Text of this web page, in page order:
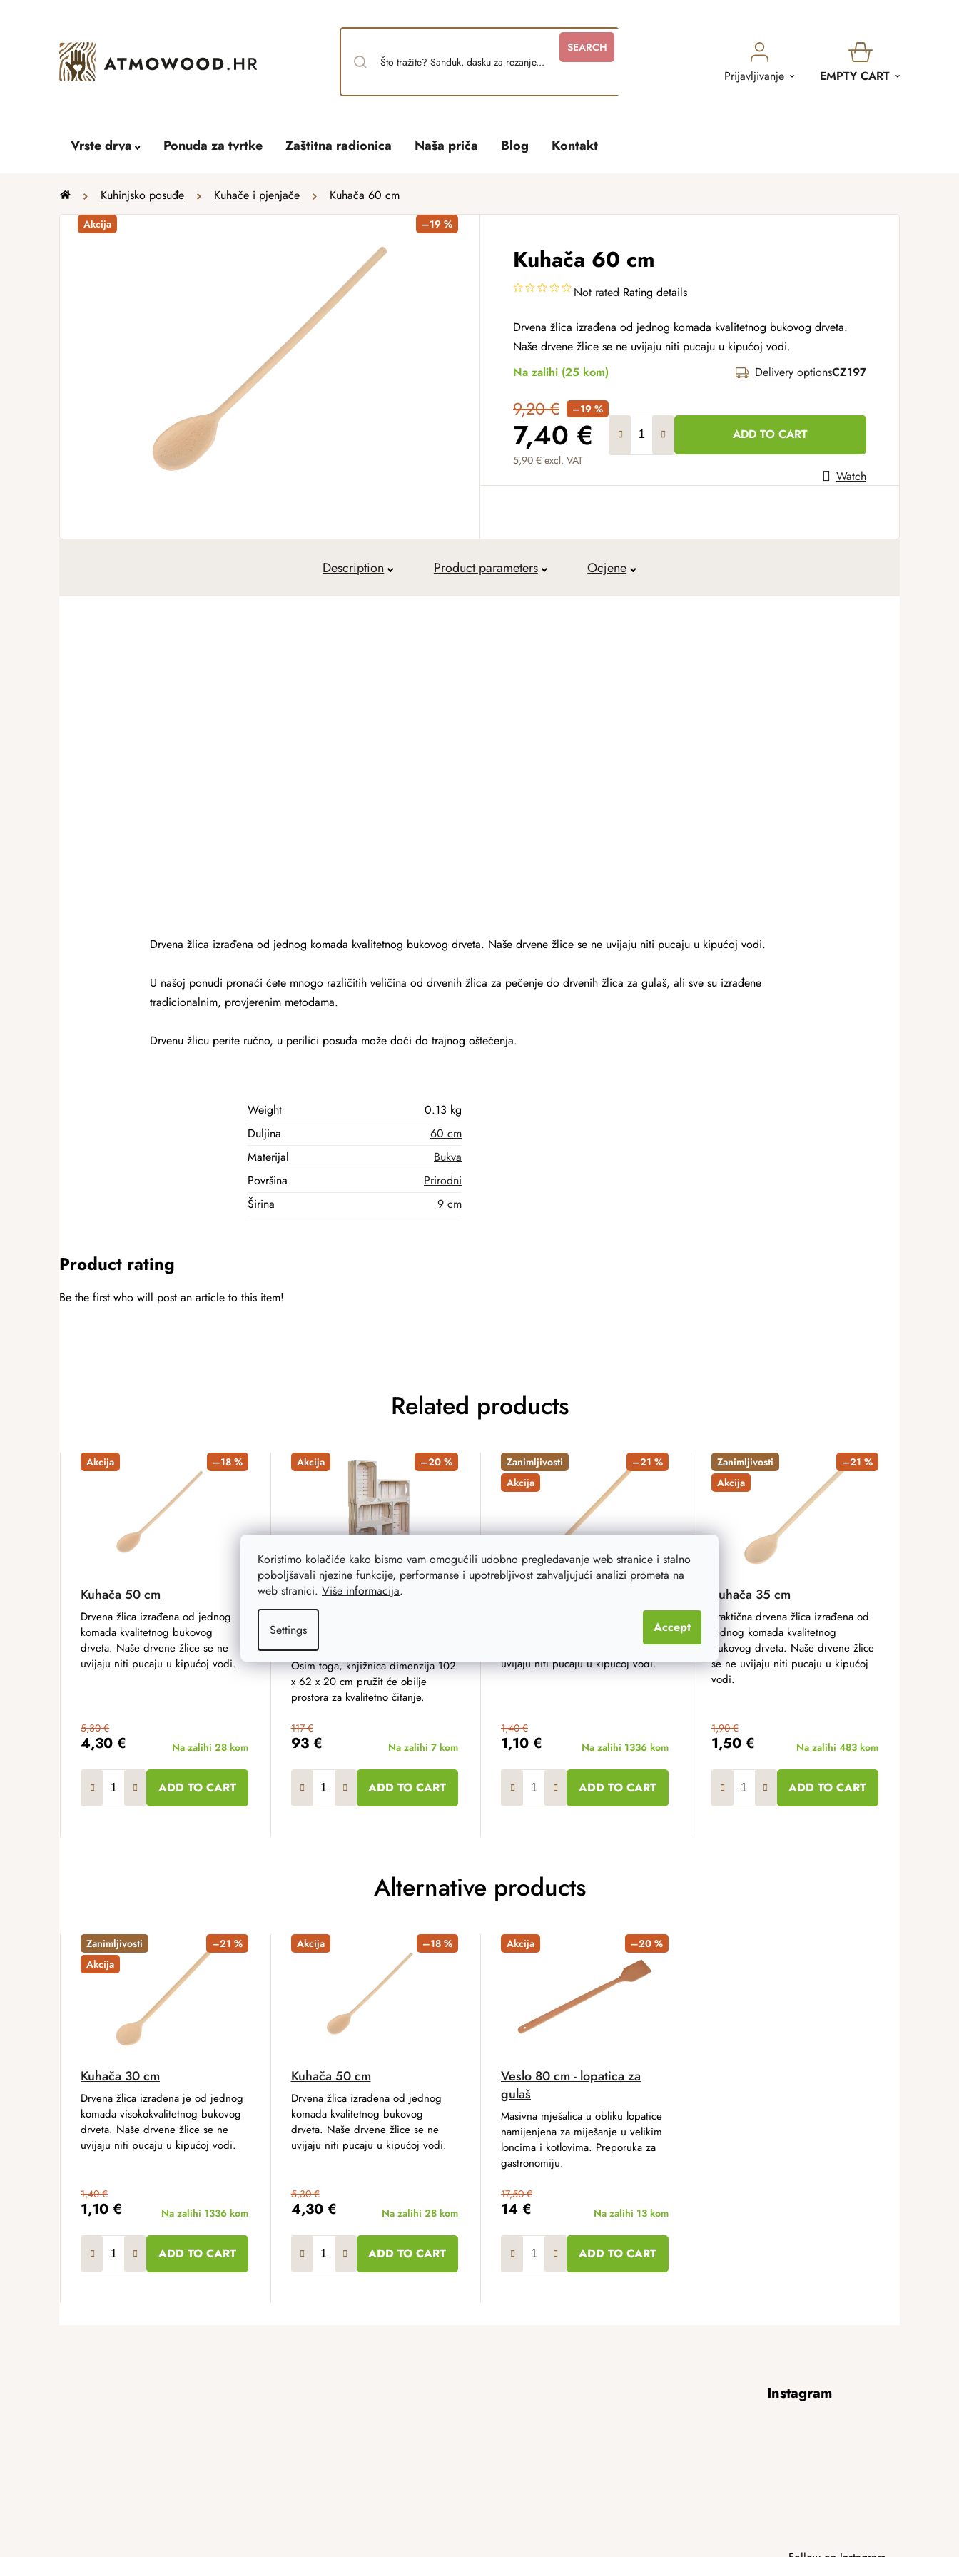
Koristimo kolačiće kako bismo vam omogućili udobno pregledavanje web stranice i stalno
poboljšavali njezine funkcije, performanse i upotrebljivost zahvaljujući analizi prometa na
web stranici. Više informacija.
Settings Accept
SEARCH
Prijavljivanje
SHOPPING
EMPTY CART
Vrste drva Ponuda za tvrtke Zaštitna radionica Naša priča Blog Kontakt
Home Kuhinjsko posuđe Kuhače i pjenjače Kuhača 60 cm
Kuhača 60 cm
Not rated Rating details
Drvena žlica izrađena od jednog komada kvalitetnog bukovog drveta.
Naše drvene žlice se ne uvijaju niti pucaju u kipućoj vodi.
Na zalihi (25 kom) Delivery optionsCZ197
9,20 € –19 %
7,40 €
5,90 € excl. VAT
Measure price:
ADD TO CART
Watch
Akcija –19 %
Description Product parameters Ocjene
Drvena žlica izrađena od jednog komada kvalitetnog bukovog drveta. Naše drvene žlice se ne uvijaju niti pucaju u kipućoj vodi.
U našoj ponudi pronaći ćete mnogo različitih veličina od drvenih žlica za pečenje do drvenih žlica za gulaš, ali sve su izrađene
tradicionalnim, provjerenim metodama.
Drvenu žlicu perite ručno, u perilici posuđa može doći do trajnog oštećenja.
Weight
0.13 kg
Duljina
60 cm
Materijal
Bukva
Površina
Prirodni
Širina
9 cm
Product rating
Be the first who will post an article to this item!
Related products
Akcija –18 %
Kuhača 50 cm
4,30 €
5,30 €
Na zalihi 28 kom
ADD TO CART
Drvena žlica izrađena od jednog
komada kvalitetnog bukovog
drveta. Naše drvene žlice se ne
uvijaju niti pucaju u kipućoj vodi.
Akcija –20 %
Drveni sanduci biblioteka
62x102x20 cm
93 €
117 €
Na zalihi 7 kom
ADD TO CART
Moderan i originalan - takav je
namještaj izrađen od drvenih kutija.
Osim toga, knjižnica dimenzija 102
x 62 x 20 cm pružit će obilje
prostora za kvalitetno čitanje.
Zanimljivosti
Akcija
–21 %
1,10 €
1,40 €
Na zalihi 1336 kom
ADD TO CART
Drvena žlica izrađena je od jednog
komada visokokvalitetnog bukovog
drveta. Naše drvene žlice se ne
uvijaju niti pucaju u kipućoj vodi.
Zanimljivosti
Akcija
–21 %
Kuhača 35 cm
1,50 €
1,90 €
Na zalihi 483 kom
ADD TO CART
Praktična drvena žlica izrađena od
jednog komada kvalitetnog
bukovog drveta. Naše drvene žlice
se ne uvijaju niti pucaju u kipućoj
vodi.
Alternative products
Zanimljivosti
Akcija
–21 %
Kuhača 30 cm
1,10 €
1,40 €
Na zalihi 1336 kom
ADD TO CART
Drvena žlica izrađena je od jednog
komada visokokvalitetnog bukovog
drveta. Naše drvene žlice se ne
uvijaju niti pucaju u kipućoj vodi.
Akcija –18 %
Kuhača 50 cm
4,30 €
5,30 €
Na zalihi 28 kom
ADD TO CART
Drvena žlica izrađena od jednog
komada kvalitetnog bukovog
drveta. Naše drvene žlice se ne
uvijaju niti pucaju u kipućoj vodi.
Akcija –20 %
Veslo 80 cm - lopatica za
gulaš
14 €
17,50 €
Na zalihi 13 kom
ADD TO CART
Masivna mješalica u obliku lopatice
namijenjena za miješanje u velikim
loncima i kotlovima. Preporuka za
gastronomiju.
Instagram